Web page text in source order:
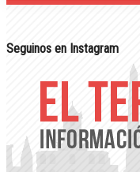
Seguinos en Instagram